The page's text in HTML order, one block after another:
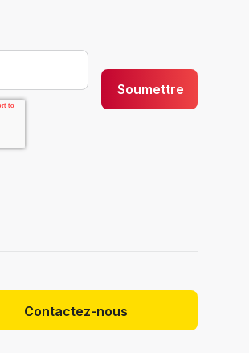
Contactez-nous